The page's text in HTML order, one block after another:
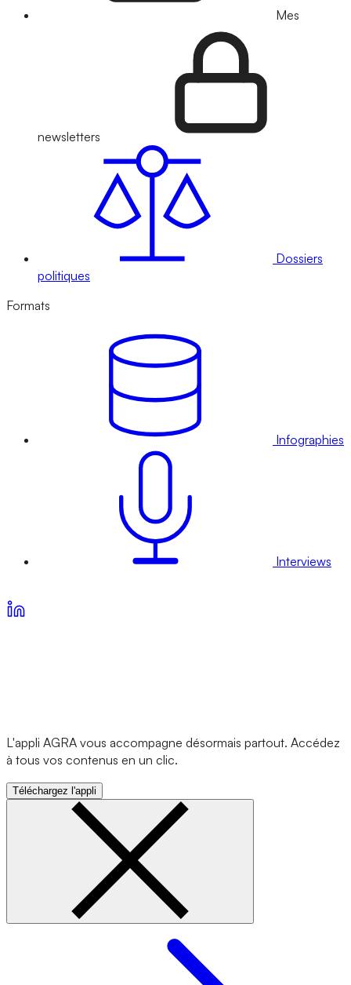
Mes
newsletters
Dossiers
politiques
Formats
Infographies
Interviews
L'appli AGRA vous accompagne désormais partout. Accédez
à tous vos contenus en un clic.
Téléchargez l'appli